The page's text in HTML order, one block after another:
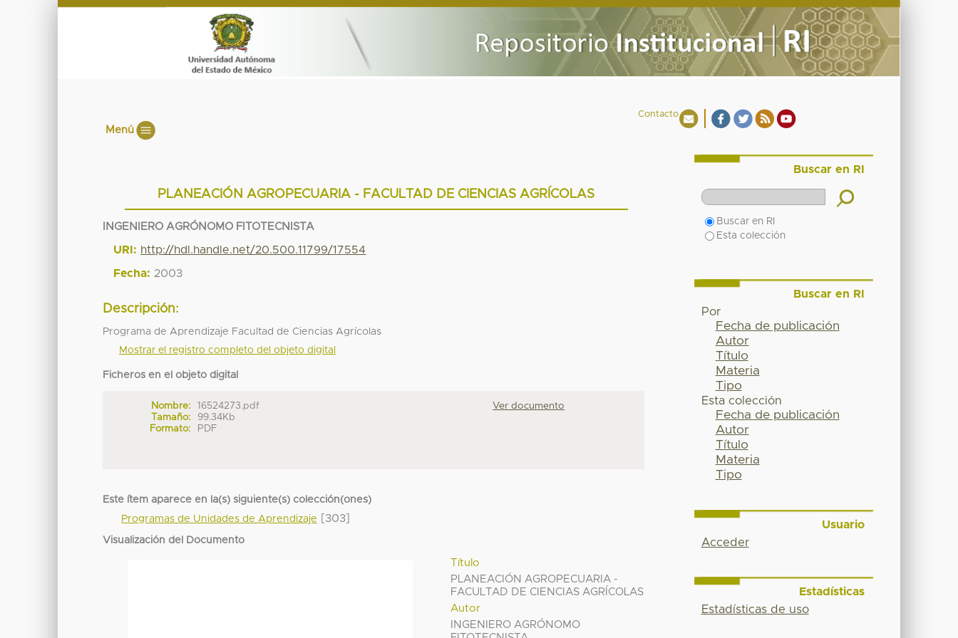
Contacto
Menú
PLANEACIÓN AGROPECUARIA - FACULTAD DE CIENCIAS AGRÍCOLAS
INGENIERO AGRÓNOMO FITOTECNISTA
URI: http://hdl.handle.net/20.500.11799/17554
Fecha: 2003
Descripción:
Programa de Aprendizaje Facultad de Ciencias Agrícolas
Mostrar el registro completo del objeto digital
Ficheros en el objeto digital
Nombre:
16524273.pdf
Tamaño:
99.34Kb
Formato:
PDF
Ver documento
Este ítem aparece en la(s) siguiente(s) colección(ones)
Programas de Unidades de Aprendizaje
[303]
Visualización del Documento
Título
PLANEACIÓN AGROPECUARIA -
FACULTAD DE CIENCIAS AGRÍCOLAS
Autor
INGENIERO AGRÓNOMO
Buscar en RI
Buscar en RI
Esta colección
Buscar en RI
Por
Fecha de publicación
Autor
Título
Materia
Tipo
Esta colección
Fecha de publicación
Autor
Título
Materia
Tipo
Usuario
Acceder
Estadísticas
Estadísticas de uso